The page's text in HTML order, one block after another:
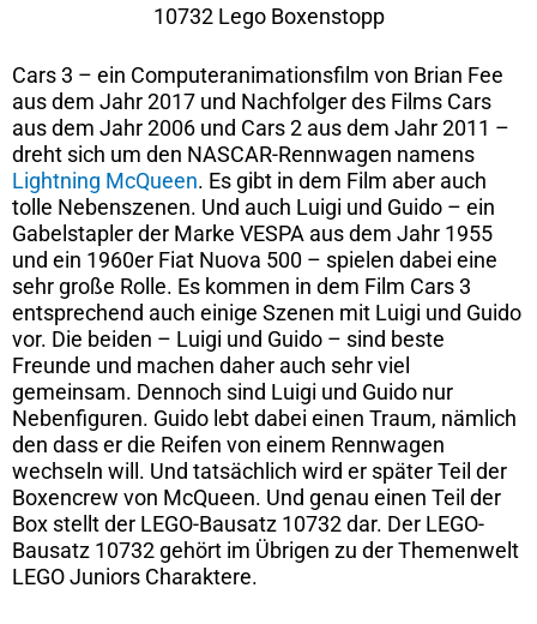
10732 Lego Boxenstopp
Cars 3 – ein Computeranimationsfilm von Brian Fee
aus dem Jahr 2017 und Nachfolger des Films Cars
aus dem Jahr 2006 und Cars 2 aus dem Jahr 2011 –
dreht sich um den NASCAR-Rennwagen namens
Lightning McQueen. Es gibt in dem Film aber auch
tolle Nebenszenen. Und auch Luigi und Guido – ein
Gabelstapler der Marke VESPA aus dem Jahr 1955
und ein 1960er Fiat Nuova 500 – spielen dabei eine
sehr große Rolle. Es kommen in dem Film Cars 3
entsprechend auch einige Szenen mit Luigi und Guido
vor. Die beiden – Luigi und Guido – sind beste
Freunde und machen daher auch sehr viel
gemeinsam. Dennoch sind Luigi und Guido nur
Nebenfiguren. Guido lebt dabei einen Traum, nämlich
den dass er die Reifen von einem Rennwagen
wechseln will. Und tatsächlich wird er später Teil der
Boxencrew von McQueen. Und genau einen Teil der
Box stellt der LEGO-Bausatz 10732 dar. Der LEGO-
Bausatz 10732 gehört im Übrigen zu der Themenwelt
LEGO Juniors Charaktere.